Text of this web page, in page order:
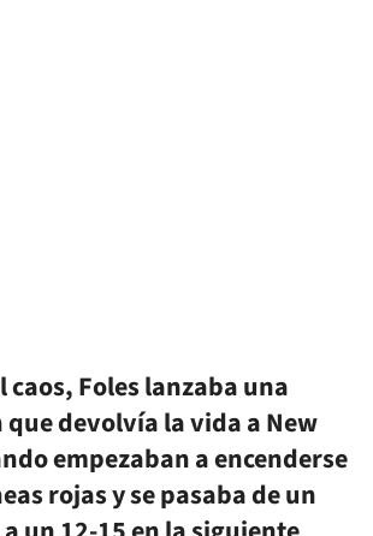
caos, Foles lanzaba una
devolvía la vida a New
empezaban a encenderse
rojas y se pasaba de un